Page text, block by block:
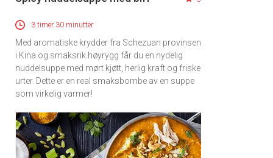
3 timer 30 minutter
Med aromatiske krydder fra Schezuan provinsen
i Kina og smaksrik høyrygg får du en nydelig
nuddelsuppe med mørt kjøtt, herlig kraft og friske
urter. Dette er en real smaksbombe av en suppe
som virkelig varmer!